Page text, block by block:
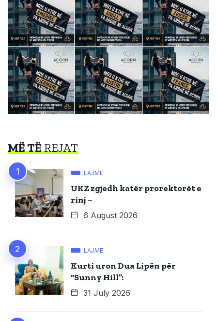
MË TËREJAT
LAJME
UKZ zgjedh katër prorektorët e
rinj –
6 August 2026
LAJME
Kurti uron Dua Lipën për
“Sunny Hill”:
31 July 2026